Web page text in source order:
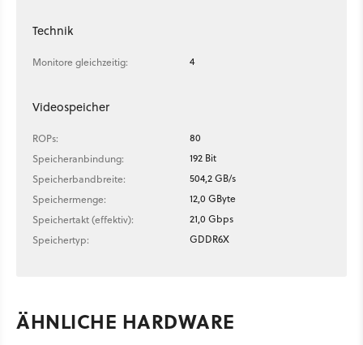
Technik
Monitore gleichzeitig: 4
Videospeicher
ROPs:
80
Speicheranbindung:
192 Bit
Speicherbandbreite:
504,2 GB/s
Speichermenge:
12,0 GByte
Speichertakt (effektiv):
21,0 Gbps
Speichertyp:
GDDR6X
ÄHNLICHE HARDWARE